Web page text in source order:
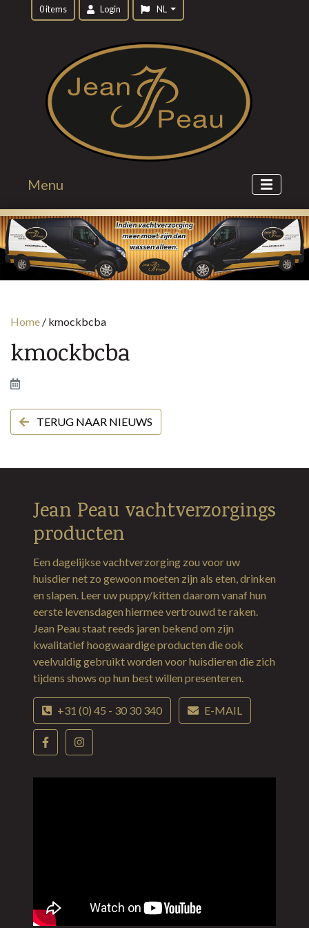
0 items Login NL
Menu
Home / kmockbcba
kmockbcba
TERUG NAAR NIEUWS
Jean Peau vachtverzorgings
producten
Een dagelijkse vachtverzorging zou voor uw
huisdier net zo gewoon moeten zijn als eten, drinken
en slapen. Leer uw puppy/kitten daarom vanaf hun
eerste levensdagen hiermee vertrouwd te raken.
Jean Peau staat reeds jaren bekend om zijn
kwalitatief hoogwaardige producten die ook
veelvuldig gebruikt worden voor huisdieren die zich
tijdens shows op hun best willen presenteren.
+31 (0) 45 - 30 30 340 E-MAIL